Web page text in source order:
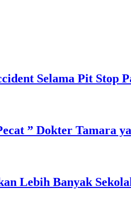
Selama Pit Stop
” Dokter Tamara
Lebih Banyak